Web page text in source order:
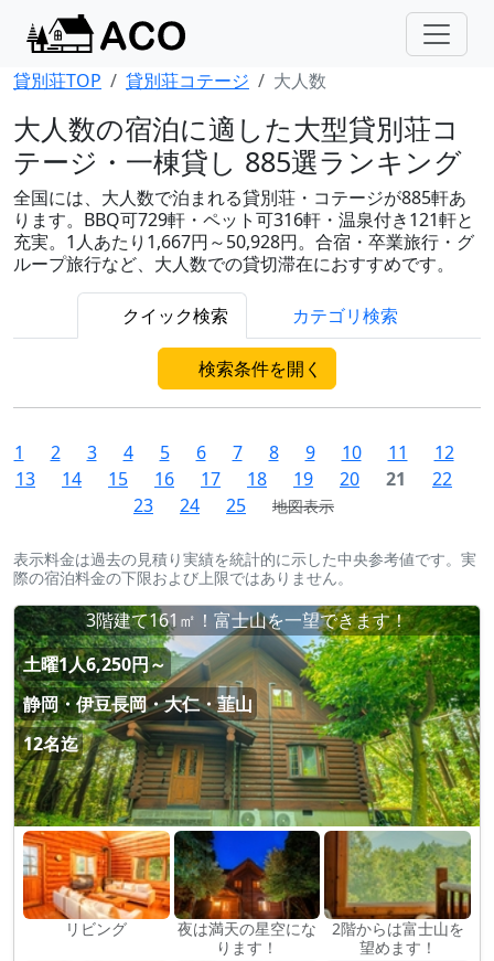
貸別荘TOP 貸別荘コテージ 大人数
大人数の宿泊に適した大型貸別荘コ
テージ・一棟貸し 885選ランキング
全国には、大人数で泊まれる貸別荘・コテージが885軒あ
ります。BBQ可729軒・ペット可316軒・温泉付き121軒と
充実。1人あたり1,667円～50,928円。合宿・卒業旅行・グ
ループ旅行など、大人数での貸切滞在におすすめです。
クイック検索 カテゴリ検索
検索条件を開く
1 2 3 4 5 6 7 8 9 10 11
12
13
14 15 16 17 18 19 20 21
22
23
24 25 地図表示
表示料金は過去の見積り実績を統計的に示した中央参考値です。実
際の宿泊料金の下限および上限ではありません。
3階建て161㎡！富士山を一望できます！
土曜1人6,250円～
静岡・伊豆長岡・大仁・韮山
12名迄
リビング
夜は満天の星空にな
ります！
2階からは富士山を
望めます！